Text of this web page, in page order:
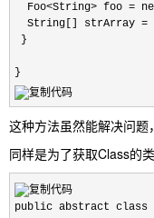
Foo<String> foo =
String[] strArray =
}
}
这种方法虽然能解决问
同样是为了获取Class的
public abstract class